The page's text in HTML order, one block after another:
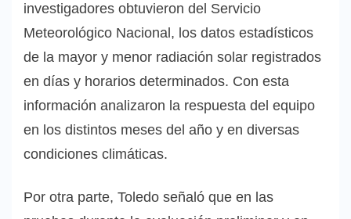
investigadores obtuvieron del Servicio
Meteorológico Nacional, los datos estadísticos
de la mayor y menor radiación solar registrados
en días y horarios determinados. Con esta
información analizaron la respuesta del equipo
en los distintos meses del año y en diversas
condiciones climáticas.
Por otra parte, Toledo señaló que en las